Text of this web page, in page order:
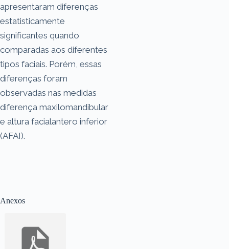
Anexos
apresentaram diferenças
estatisticamente
significantes quando
comparadas aos diferentes
tipos faciais. Porém, essas
diferenças foram
observadas nas medidas
diferença maxilomandibular
e altura facialantero inferior
(AFAI).